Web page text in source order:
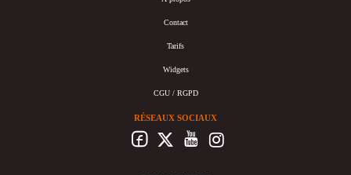
Contact
Tarifs
Widgets
CGU / RGPD
RÉSEAUX SOCIAUX